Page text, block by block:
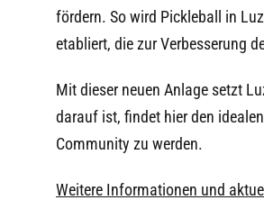
fördern. So wird Pickleball in
etabliert, die zur Verbesserung
Mit dieser neuen Anlage setzt
darauf ist, findet hier den
Community zu werden.
Weitere Informationen und